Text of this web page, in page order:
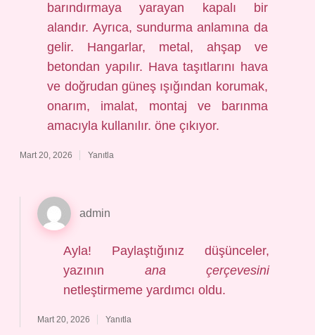
barındırmaya yarayan kapalı bir
alandır. Ayrıca, sundurma anlamına da
gelir. Hangarlar, metal, ahşap ve
betondan yapılır. Hava taşıtlarını hava
ve doğrudan güneş ışığından korumak,
onarım, imalat, montaj ve barınma
amacıyla kullanılır. öne çıkıyor.
Mart 20, 2026 Yanıtla
admin
Ayla! Paylaştığınız düşünceler,
yazının ana çerçevesini
netleştirmeme yardımcı oldu.
Mart 20, 2026 Yanıtla